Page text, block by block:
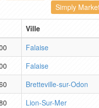
Simply
Ville
Falaise
Falaise
Bretteville-sur-Odon
Lion-Sur-Mer